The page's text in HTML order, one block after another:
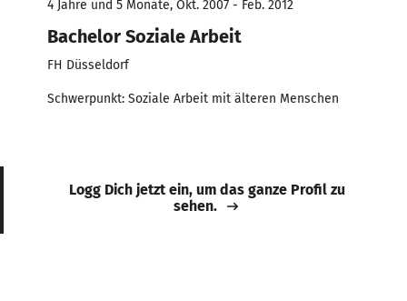
4 Jahre und 5 Monate, Okt. 2007 - Feb. 2012
Bachelor Soziale Arbeit
FH Düsseldorf
Schwerpunkt: Soziale Arbeit mit älteren Menschen
Logg Dich jetzt ein, um das ganze Profil zu
sehen.